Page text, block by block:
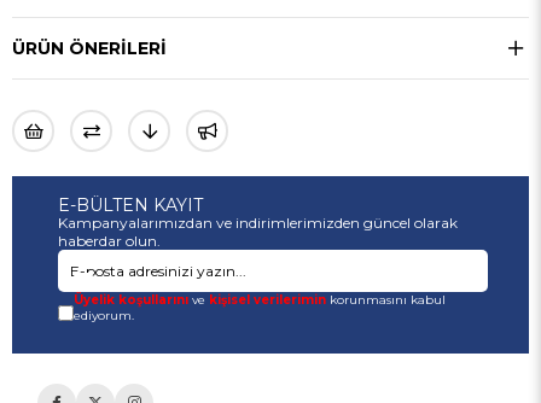
ÜRÜN ÖNERILERI
E-BÜLTEN KAYIT
Kampanyalarımızdan ve indirimlerimizden güncel olarak
haberdar olun.
Üyelik koşullarınıve kişisel verileriminkorunmasını kabul
ediyorum.